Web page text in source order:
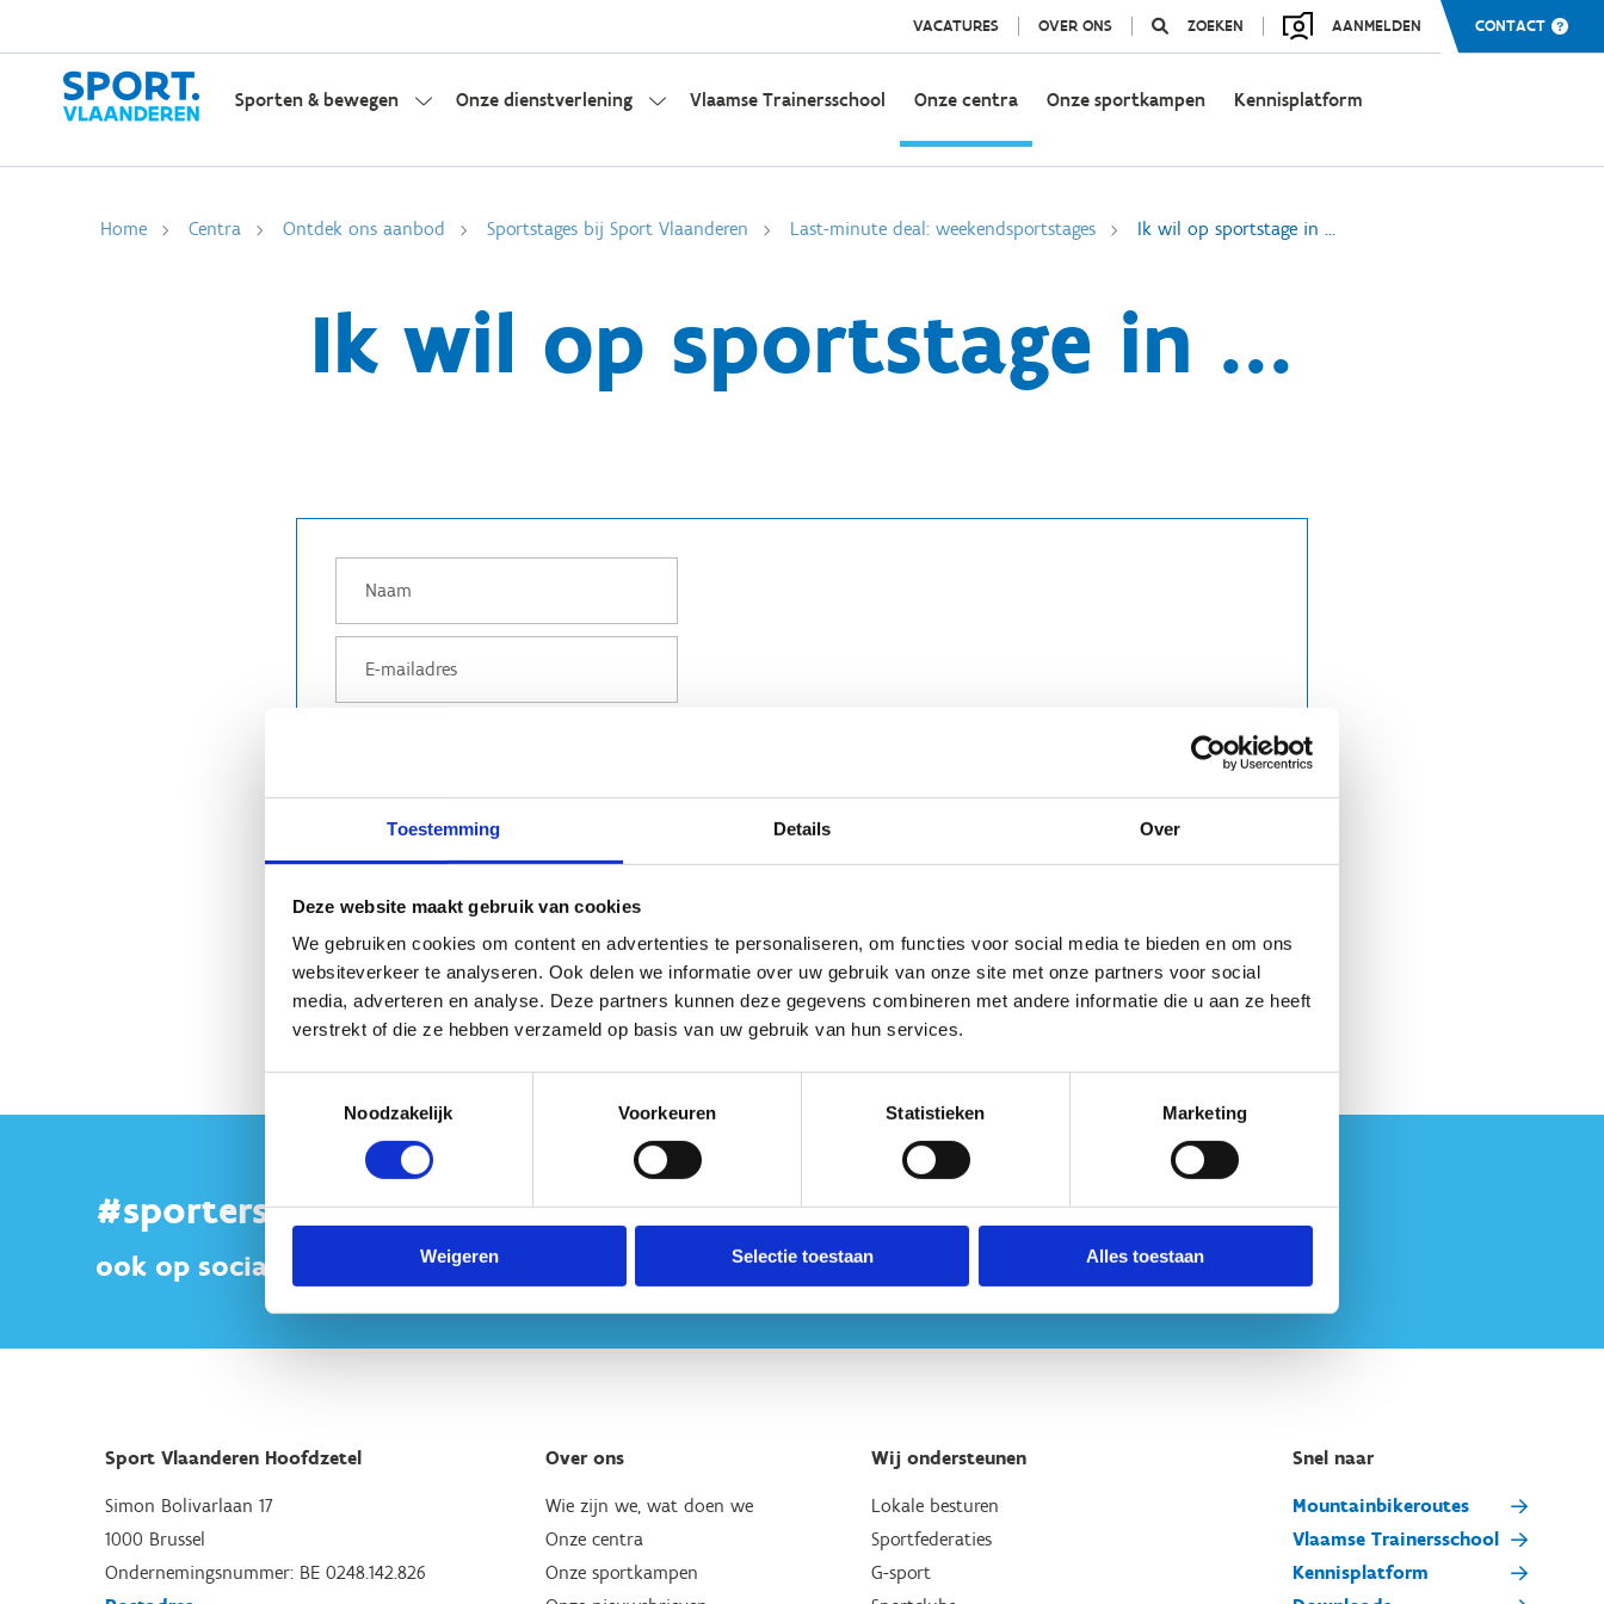
Toestemming Details Over
Deze website maakt gebruik van cookies
We gebruiken cookies om content en advertenties te personaliseren, om functies voor social media te bieden en om ons
websiteverkeer te analyseren. Ook delen we informatie over uw gebruik van onze site met onze partners voor social
media, adverteren en analyse. Deze partners kunnen deze gegevens combineren met andere informatie die u aan ze heeft
verstrekt of die ze hebben verzameld op basis van uw gebruik van hun services.
Noodzakelijk
Voorkeuren Statistieken Marketing
Weigeren Selectie toestaan Alles toestaan
VACATURES OVER ONS ZOEKEN AANMELDEN CONTACT
Sporten & bewegen Onze dienstverlening Vlaamse Trainersschool Onze centra Onze sportkampen Kennisplatform
Home Centra Ontdek ons aanbod Sportstages bij Sport Vlaanderen Last-minute deal: weekendsportstages Ik wil op sportstage in ...
Ik wil op sportstage in ...
#sportersbelevenmeer
ook op sociale media
Sport Vlaanderen Hoofdzetel
Simon Bolivarlaan 17
1000 Brussel
Ondernemingsnummer: BE 0248.142.826
Over ons
Wie zijn we, wat doen we
Onze centra
Onze sportkampen
Wij ondersteunen
Lokale besturen
Sportfederaties
G-sport
Snel naar
Mountainbikeroutes
Vlaamse Trainersschool
Kennisplatform